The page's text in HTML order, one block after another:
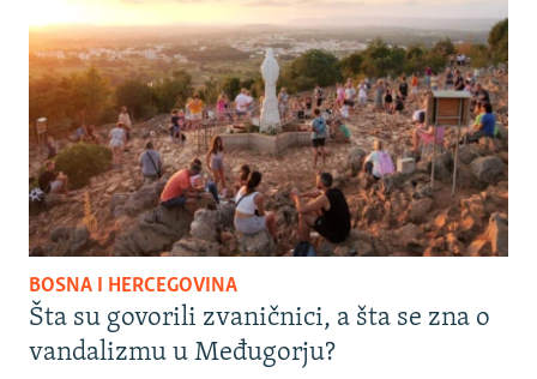
BOSNA I HERCEGOVINA
Šta su govorili zvaničnici, a šta se zna o
vandalizmu u Međugorju?